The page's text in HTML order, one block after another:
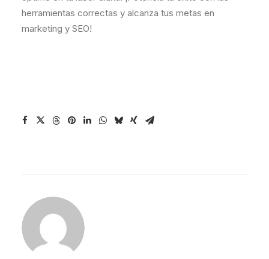
herramientas correctas y alcanza tus metas en
marketing y SEO!